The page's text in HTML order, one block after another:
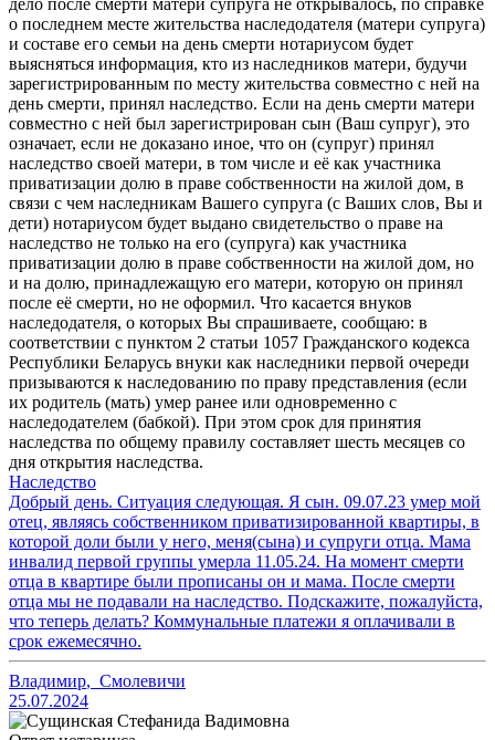
дело после смерти матери супруга не открывалось, по справке
о последнем месте жительства наследодателя (матери супруга)
и составе его семьи на день смерти нотариусом будет
выясняться информация, кто из наследников матери, будучи
зарегистрированным по месту жительства совместно с ней на
день смерти, принял наследство. Если на день смерти матери
совместно с ней был зарегистрирован сын (Ваш супруг), это
означает, если не доказано иное, что он (супруг) принял
наследство своей матери, в том числе и её как участника
приватизации долю в праве собственности на жилой дом, в
связи с чем наследникам Вашего супруга (с Ваших слов, Вы и
дети) нотариусом будет выдано свидетельство о праве на
наследство не только на его (супруга) как участника
приватизации долю в праве собственности на жилой дом, но
и на долю, принадлежащую его матери, которую он принял
после её смерти, но не оформил. Что касается внуков
наследодателя, о которых Вы спрашиваете, сообщаю: в
соответствии с пунктом 2 статьи 1057 Гражданского кодекса
Республики Беларусь внуки как наследники первой очереди
призываются к наследованию по праву представления (если
их родитель (мать) умер ранее или одновременно с
наследодателем (бабкой). При этом срок для принятия
наследства по общему правилу составляет шесть месяцев со
дня открытия наследства.
Наследство
Добрый день. Ситуация следующая. Я сын. 09.07.23 умер мой
отец, являясь собственником приватизированной квартиры, в
которой доли были у него, меня(сына) и супруги отца. Мама
инвалид первой группы умерла 11.05.24. На момент смерти
отца в квартире были прописаны он и мама. После смерти
отца мы не подавали на наследство. Подскажите, пожалуйста,
что теперь делать? Коммунальные платежи я оплачивали в
срок ежемесячно.
Владимир, Смолевичи
25.07.2024